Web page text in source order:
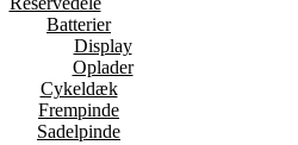
Batterier
Display
Oplader
Cykeldæk
Frempinde
Sadelpinde